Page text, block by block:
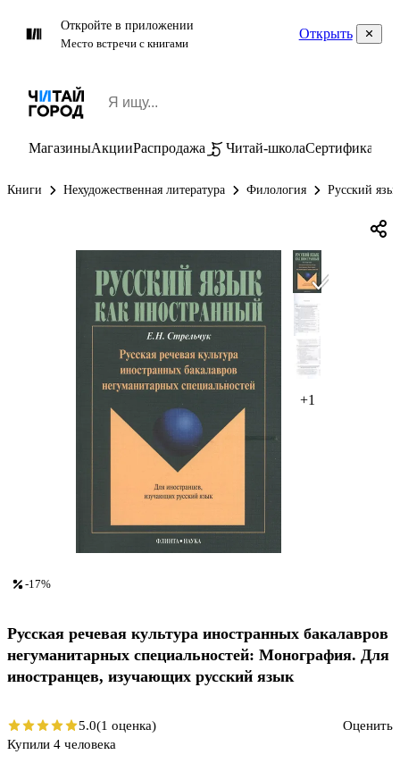
Откройте в приложении
Место встречи с книгами
Открыть
МагазиныАкцииРаспродажа Читай-школаСертификаты
Книги Нехудожественная литература Филология Русский язык
+1
-17%
Русская речевая культура иностранных бакалавров
негуманитарных специальностей: Монография. Для
иностранцев, изучающих русский язык
5.0(1 оценка)
Оценить
Купили 4 человека